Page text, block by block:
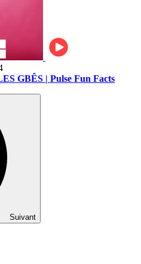
GBÊS | Pulse Fun Facts
Suivant